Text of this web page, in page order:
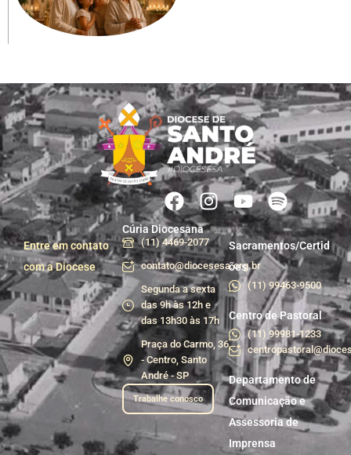
Entre em contato
com a Diocese
Cúria Diocesana
(11) 4469-2077
contato@diocesesa.org.br
Segunda a sexta
das 9h às 12h e
das 13h30 às 17h
Praça do Carmo, 36
- Centro, Santo
André - SP
Trabalhe conosco
Sacramentos/Certid
ões
(11) 99463-9500
Centro de Pastoral
(11) 99981-1233
Departamento de
Comunicação e
Assessoria de
Imprensa